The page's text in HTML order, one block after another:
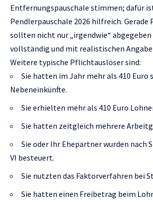
Entfernungspauschale stimmen; dafür
Pendlerpauschale 2026 hilfreich.
sollten nicht nur „irgendwie“ abgegeben
vollständig und mit realistischen
Weitere typische Pflichtauslöser sind:
Sie hatten im Jahr mehr als 410
Nebeneinkünfte.
Sie erhielten mehr als 410 Euro
Sie hatten zeitgleich mehrere
Sie oder Ihr Ehepartner wurden nach
VI besteuert.
Sie nutzten das Faktorverfahren bei
Sie hatten einen Freibetrag beim